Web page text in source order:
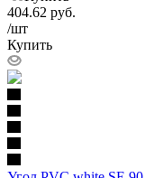
404.62 руб.
/шт
Купить